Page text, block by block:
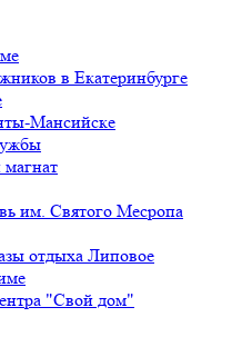
в Екатеринбурге
Мансийске
им. Святого Месропа
отдыха Липовое
"Свой дом"